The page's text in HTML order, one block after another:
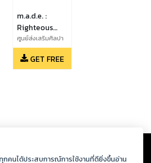
m.a.d.e. :
Righteous
Crafts
ศูนย์ส่งเสริมศิลปา
ชีพระหว่างประเทศ
(องค์การมหาชน)
GET FREE
ปโหลดผ่านเว็บไซต์และปรากฏว่าละเมิดสิทธิใน
คคลอื่นหรือขัดต่อกฎหมายและศีลธรรม ดังนั้น ผู้อ่าน
กคนได้ประสบการณ์การใช้งานที่ดียิ่งขึ้นอ่าน